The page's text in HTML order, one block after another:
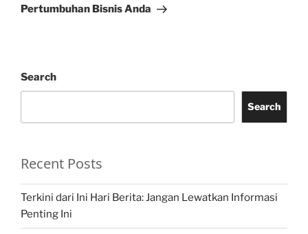
Pertumbuhan Bisnis Anda
Search
Search
Recent Posts
Terkini dari Ini Hari Berita: Jangan Lewatkan Informasi
Penting Ini